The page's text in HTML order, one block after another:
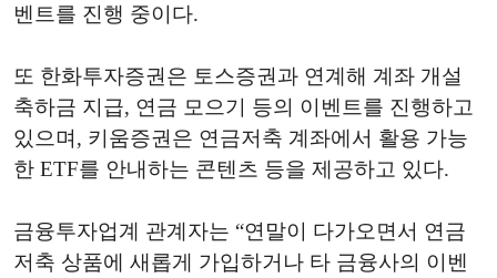
벤트를 진행 중이다.
또 한화투자증권은 토스증권과 연계해 계좌 개설
축하금 지급, 연금 모으기 등의 이벤트를 진행하고
있으며, 키움증권은 연금저축 계좌에서 활용 가능
한 ETF를 안내하는 콘텐츠 등을 제공하고 있다.
금융투자업계 관계자는 “연말이 다가오면서 연금
저축 상품에 새롭게 가입하거나 타 금융사의 이벤